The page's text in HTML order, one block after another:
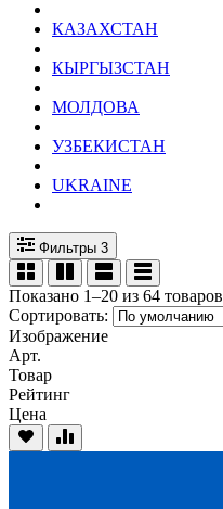
КАЗАХСТАН
КЫРГЫЗСТАН
МОЛДОВА
УЗБЕКИСТАН
UKRAINE
Фильтры 3
Показано 1–20 из 64 товаров
Сортировать:
Изображение
Арт.
Товар
Рейтинг
Цена